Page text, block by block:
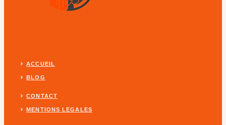
ACCUEIL
BLOG
CONTACT
MENTIONS LEGALES